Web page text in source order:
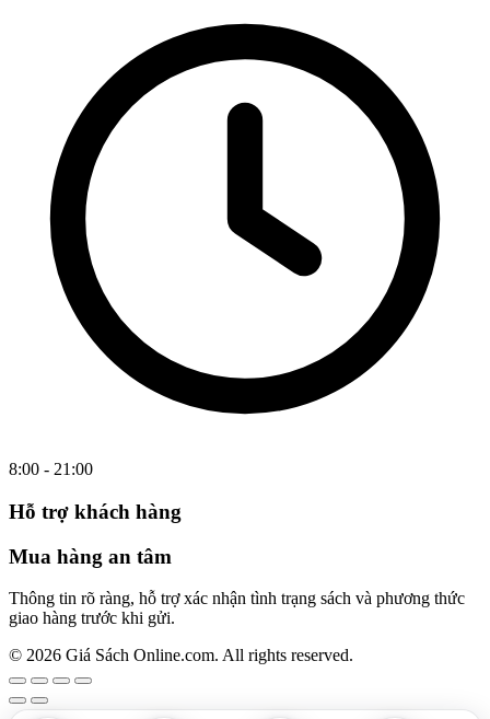
8:00 - 21:00
Hỗ trợ khách hàng
Mua hàng an tâm
Thông tin rõ ràng, hỗ trợ xác nhận tình trạng sách và phương thức
giao hàng trước khi gửi.
© 2026 Giá Sách Online.com. All rights reserved.